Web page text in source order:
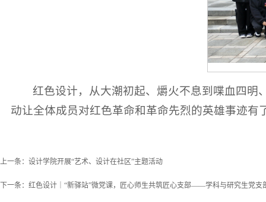
红色设计，从大潮初起、爝火不息到喋血四
动让全体成员对红色革命和革命先烈的英雄事迹
上一条： 设计学院开展“艺术、设计在社区”主题活动
下一条： 红色设计｜“新驿站”微党课，匠心师生共筑匠心支部——学科与研究生党支